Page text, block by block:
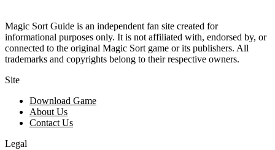
Magic Sort Guide is an independent fan site created for
informational purposes only. It is not affiliated with, endorsed by, or
connected to the original Magic Sort game or its publishers. All
trademarks and copyrights belong to their respective owners.
Site
Download Game
About Us
Contact Us
Legal